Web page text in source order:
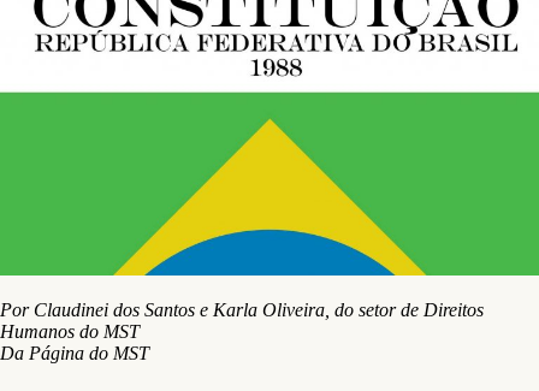
Por Claudinei dos Santos e Karla Oliveira, do setor de Direitos
Humanos do MST
Da Página do MST